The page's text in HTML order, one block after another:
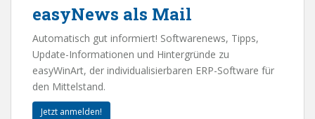
easyNews als Mail
Automatisch gut informiert! Softwarenews, Tipps,
Update-Informationen und Hintergründe zu
easyWinArt, der individualisierbaren ERP-Software für
den Mittelstand.
Jetzt anmelden!